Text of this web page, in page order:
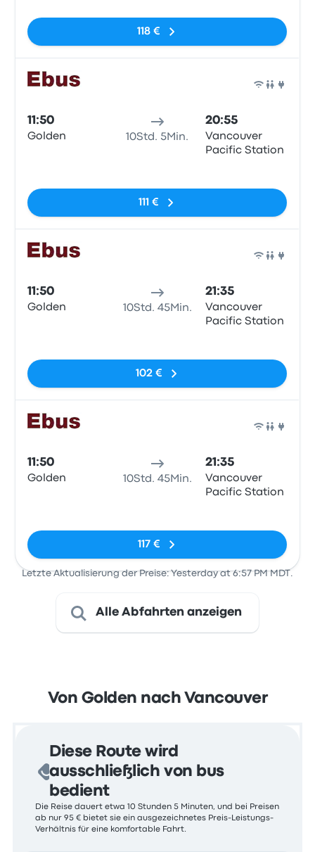
118 €
11:50
Golden 10Std. 5Min.
20:55
Vancouver
Pacific Station
111 €
11:50
Golden 10Std. 45Min.
21:35
Vancouver
Pacific Station
102 €
11:50
Golden 10Std. 45Min.
21:35
Vancouver
Pacific Station
117 €
Letzte Aktualisierung der Preise: Yesterday at 6:57 PM MDT.
Alle Abfahrten anzeigen
Von Golden nach Vancouver
Diese Route wird
ausschließlich von bus
bedient
Die Reise dauert etwa 10 Stunden 5 Minuten, und bei Preisen
ab nur 95 € bietet sie ein ausgezeichnetes Preis-Leistungs-
Verhältnis für eine komfortable Fahrt.